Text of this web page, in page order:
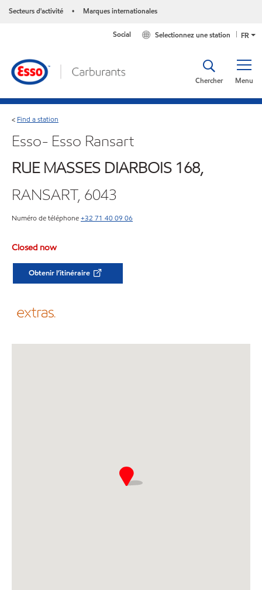
Secteurs d'activité • Marques internationales
FR
Selectionnez une station
Social
Menu
Chercher
< Find a station
Esso- Esso Ransart
RUE MASSES DIARBOIS 168,
RANSART, 6043
Numéro de téléphone+32 71 40 09 06
Closed now
Obtenir l’itinéraire